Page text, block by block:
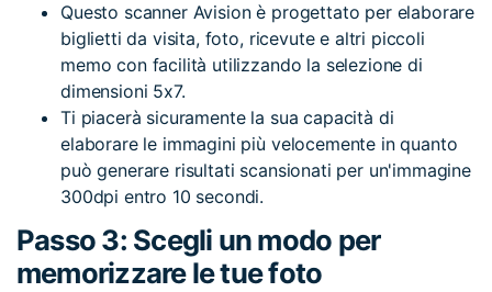
Questo scanner Avision è progettato per elaborare
biglietti da visita, foto, ricevute e altri piccoli
memo con facilità utilizzando la selezione di
dimensioni 5x7.
Ti piacerà sicuramente la sua capacità di
elaborare le immagini più velocemente in quanto
può generare risultati scansionati per un'immagine
300dpi entro 10 secondi.
Passo 3: Scegli un modo per
memorizzare le tue foto